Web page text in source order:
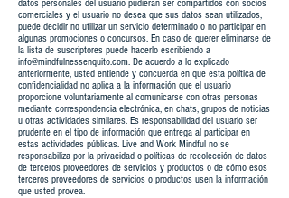
datos personales del usuario pudieran ser compartidos con socios
comerciales y el usuario no desea que sus datos sean utilizados,
puede decidir no utilizar un servicio determinado o no participar en
algunas promociones o concursos. En caso de querer eliminarse de
la lista de suscriptores puede hacerlo escribiendo a
info@mindfulnessenquito.com. De acuerdo a lo explicado
anteriormente, usted entiende y concuerda en que esta política de
confidencialidad no aplica a la información que el usuario
proporcione voluntariamente al comunicarse con otras personas
mediante correspondencia electrónica, en chats, grupos de noticias
u otras actividades similares. Es responsabilidad del usuario ser
prudente en el tipo de información que entrega al participar en
estas actividades públicas. Live and Work Mindful no se
responsabiliza por la privacidad o políticas de recolección de datos
de terceros proveedores de servicios y productos o de cómo esos
terceros proveedores de servicios o productos usen la información
que usted provea.